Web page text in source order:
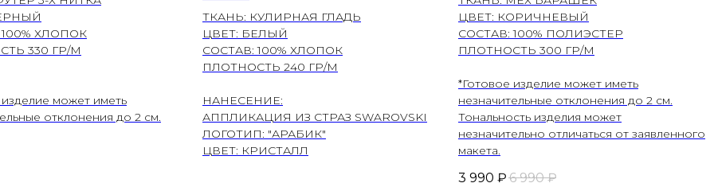
ХЛОПОК
330 ГР/М
может иметь
отклонения до 2 см.
ТКАНЬ: КУЛИРНАЯ ГЛАДЬ
ЦВЕТ: БЕЛЫЙ
СОСТАВ: 100% ХЛОПОК
ПЛОТНОСТЬ 240 ГР/М
НАНЕСЕНИЕ:
АППЛИКАЦИЯ ИЗ СТРАЗ SWAROVSKI
ЛОГОТИП: "АРАБИК"
ЦВЕТ: КРИСТАЛЛ
ЦВЕТ: КОРИЧНЕВЫЙ
СОСТАВ: 100% ПОЛИЭСТЕР
ПЛОТНОСТЬ 300 ГР/М
*Готовое изделие может иметь
незначительные отклонения до 2 см.
Тональность изделия может
незначительно отличаться от заявленного
макета.
3 990 ₽ 6 990 ₽